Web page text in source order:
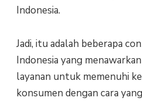
Indonesia.
Jadi, itu adalah beberapa
Indonesia yang
layanan untuk memenuhi
konsumen dengan cara